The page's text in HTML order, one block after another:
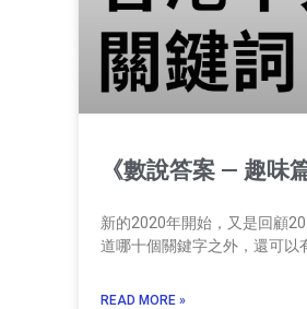
《數說答案 — 趣味
新的2020年開始，又是回顧
道哪十個關鍵字之外，還可以
READ MORE »